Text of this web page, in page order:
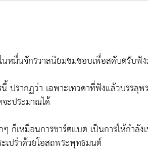
นหมื่นจักรวาลนิยมชมชอบเพื่อสดับตรับฟั
ปรากฏว่า เฉพาะเทวดาที่ฟังแล้วบรรลุ
ะประมาณได้
ก็เหมือนการชาร์ตแบต เป็นการให้กำลัง
เปร่าด้วยโอสถพระพุทธมนต์